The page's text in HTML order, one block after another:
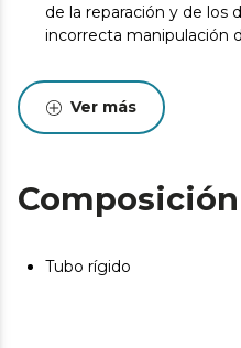
de la reparación y de los
incorrecta manipulación
Ver más
Composición
Tubo rígido